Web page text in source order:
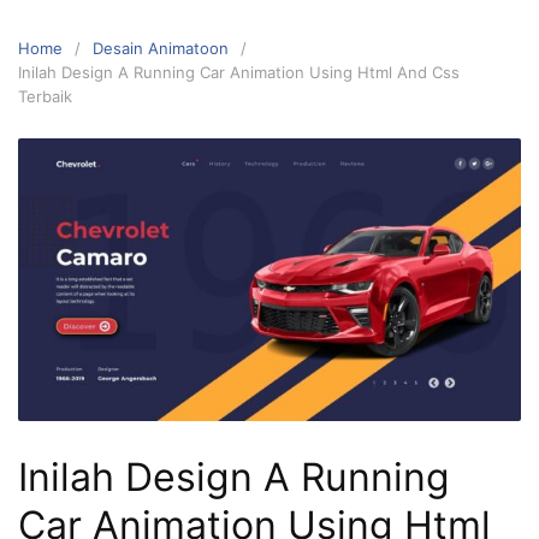
Home
Desain Animatoon
Inilah Design A Running Car Animation Using Html And Css
Terbaik
Inilah Design A Running
Car Animation Using Html